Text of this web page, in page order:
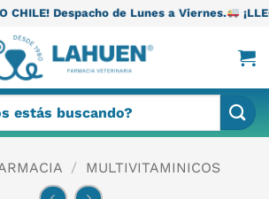
de Lunes a Viernes. ¡LLEGAMOS A TODO
/ MULTIVITAMINICOS